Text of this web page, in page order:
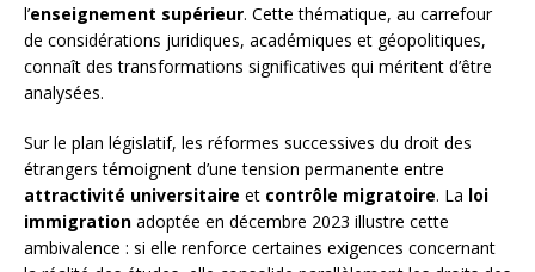
l’enseignement supérieur. Cette thématique, au carrefour
de considérations juridiques, académiques et géopolitiques,
connaît des transformations significatives qui méritent d’être
analysées.
Sur le plan législatif, les réformes successives du droit des
étrangers témoignent d’une tension permanente entre
attractivité universitaire et contrôle migratoire. La loi
immigration adoptée en décembre 2023 illustre cette
ambivalence : si elle renforce certaines exigences concernant